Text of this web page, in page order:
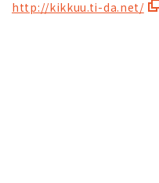
http://kikkuu.ti-da.net/